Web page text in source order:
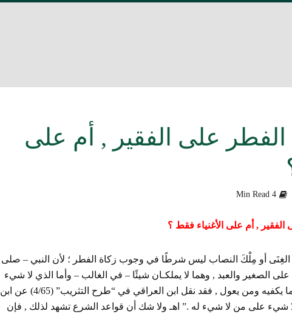
(صوت)
الحسن السليماني
الإسلامية
فَهْمِهِ كلامي عن تنظيم القاعدة
على الفقير , أم على
4 Min Read
, أم على الأغنياء فقط ؟
الغِنَى أو مِلْكَ النصاب ليس شرطًا في وجوب زكاة الفطر ؛ لأن النبي – صلى
الصغير والعبد , وهما لا يملكـان شيئًا – في الغالب – وأما الذي لا شيء
معه , ولم يأته من الزكاة أو غيرها ما يكفيه ومن يعول , فقد نقل ابن العراقي في “طرح التثريب” (4/65) عن ابن
لا شيء على من لا شيء له .” اهـ ولا شك أن قواعد الشرع تشهد لذلك , فإن